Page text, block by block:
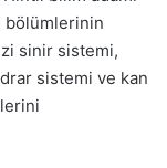
bölümlerinin
sinir sistemi,
sistemi ve kan